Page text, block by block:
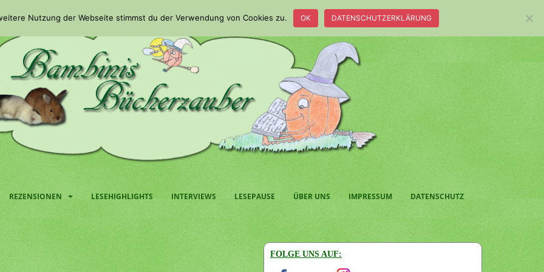
REZENSIONEN LESEHIGHLIGHTS INTERVIEWS LESEPAUSE ÜBER UNS IMPRESSUM DATENSCHUTZ
FOLGE UNS AUF:
Nutzung der Webseite stimmst du der Verwendung von Cookies zu. OK DATENSCHUTZERKLÄRUNG